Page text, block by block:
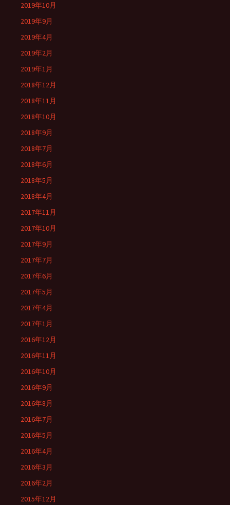
2019年10月
2019年9月
2019年4月
2019年2月
2019年1月
2018年12月
2018年11月
2018年10月
2018年9月
2018年7月
2018年6月
2018年5月
2018年4月
2017年11月
2017年10月
2017年9月
2017年7月
2017年6月
2017年5月
2017年4月
2017年1月
2016年12月
2016年11月
2016年10月
2016年9月
2016年8月
2016年7月
2016年5月
2016年4月
2016年3月
2016年2月
2015年12月